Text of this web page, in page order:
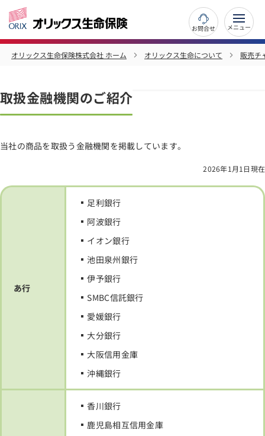
お問合せ
オリックス生命保険株式会社 ホーム オリックス生命について 販売チ
取扱金融機関のご紹介
当社の商品を取扱う金融機関を掲載しています。
2026年1月1日現在
あ行
足利銀行
阿波銀行
イオン銀行
池田泉州銀行
伊予銀行
SMBC信託銀行
愛媛銀行
大分銀行
大阪信用金庫
沖縄銀行
香川銀行
鹿児島相互信用金庫